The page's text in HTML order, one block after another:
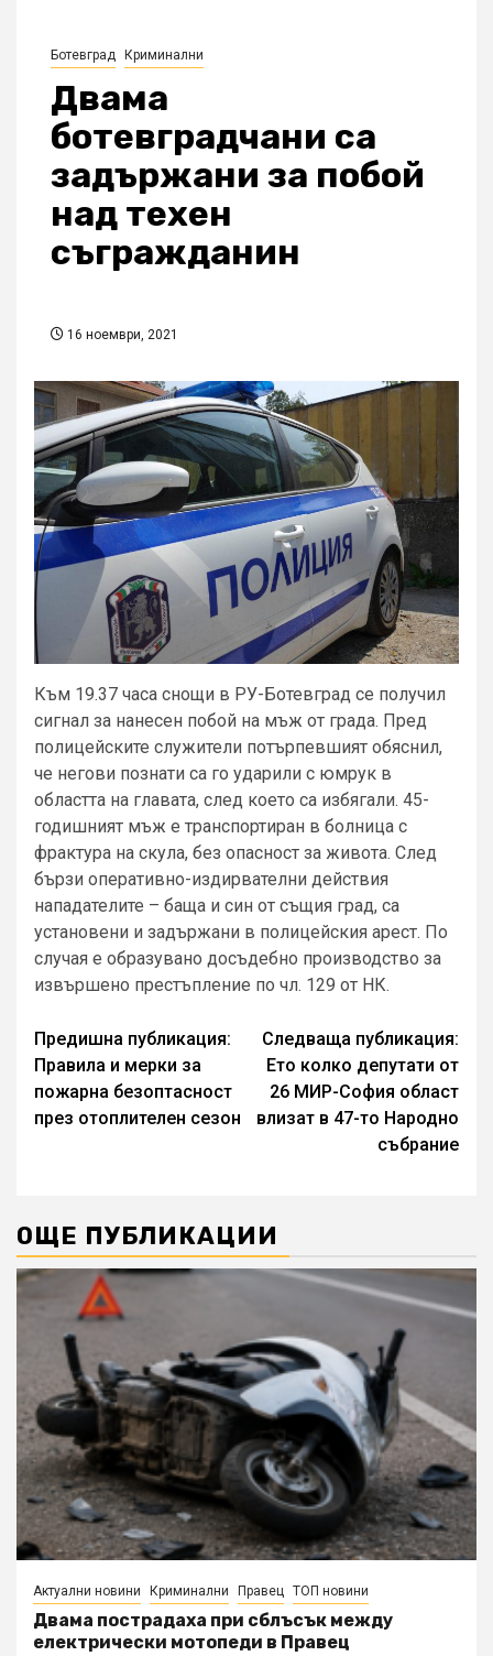
Ботевград Криминални
Двама
ботевградчани са
задържани за побой
над техен
съгражданин
16 ноември, 2021
Към 19.37 часа снощи в РУ-Ботевград се получил
сигнал за нанесен побой на мъж от града. Пред
полицейските служители потърпевшият обяснил,
че негови познати са го ударили с юмрук в
областта на главата, след което са избягали. 45-
годишният мъж е транспортиран в болница с
фрактура на скула, без опасност за живота. След
бързи оперативно-издирвателни действия
нападателите – баща и син от същия град, са
установени и задържани в полицейския арест. По
случая е образувано досъдебно производство за
извършено престъпление по чл. 129 от НК.
Continue
Reading
Предишна публикация:
Правила и мерки за
пожарна безоптасност
през отоплителен сезон
Следваща публикация:
Ето колко депутати от
26 МИР-София област
влизат в 47-то Народно
събрание
ОЩЕ ПУБЛИКАЦИИ
Актуални новини Криминални Правец ТОП новини
Двама пострадаха при сблъсък между
електрически мотопеди в Правец